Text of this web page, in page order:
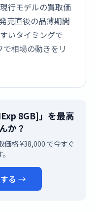
行モデルの買取価
売直後の品薄期間
いタイミングで
相場の動きをリ
8GB]」を最高
か？
価格 ¥38,000 で今すぐ
する →